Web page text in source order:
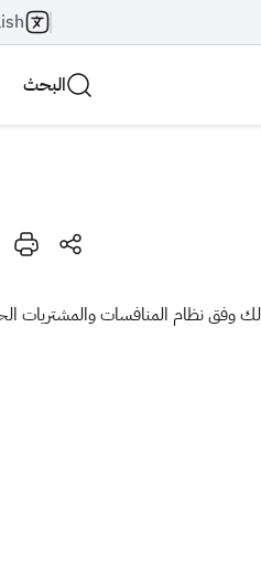
البحث
وفق نظام المنافسات والمشتريات